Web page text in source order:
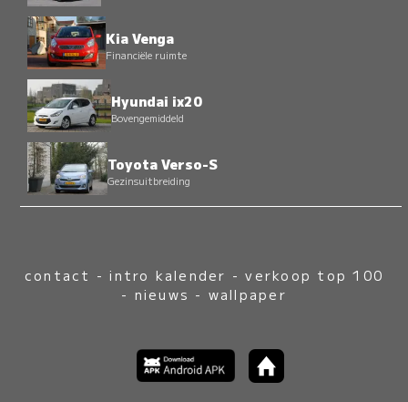
Kia Venga
Financiële ruimte
Hyundai ix20
Bovengemiddeld
Toyota Verso-S
Gezinsuitbreiding
contact -intro kalender -verkoop top 100
- nieuws - wallpaper